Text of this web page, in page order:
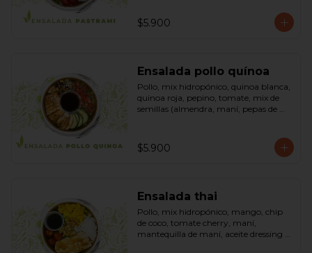
(vinagre de vino blanco, azúcar,
mostaza). Bowl.
$5.900
Ensalada pollo quínoa
Pollo, mix hidropónico, quinoa blanca,
quinoa roja, pepino, tomate, mix de
semillas (almendra, maní, pepas de
mostaza (salsa de soya, azúcar, limón,
aceite de sésamo y mostaza). Bowl.
$5.900
Ensalada thai
Pollo, mix hidropónico, mango, chip
de coco, tomate cherry, maní,
mantequilla de maní, aceite dressing